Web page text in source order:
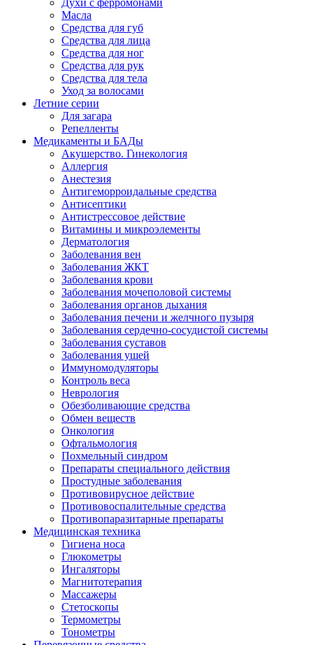
Духи с ферромонами
Масла
Средства для губ
Средства для лица
Средства для ног
Средства для рук
Средства для тела
Уход за волосами
Летние серии
Для загара
Репелленты
Медикаменты и БАДы
Акушерство. Гинекология
Аллергия
Анестезия
Антигеморроидальные средства
Антисептики
Антистрессовое действие
Витамины и микроэлементы
Дерматология
Заболевания вен
Заболевания ЖКТ
Заболевания крови
Заболевания мочеполовой системы
Заболевания органов дыхания
Заболевания печени и желчного пузыря
Заболевания сердечно-сосудистой системы
Заболевания суставов
Заболевания ушей
Иммуномодуляторы
Контроль веса
Неврология
Обезболивающие средства
Обмен веществ
Онкология
Офтальмология
Похмельный синдром
Препараты специального действия
Простудные заболевания
Противовирусное действие
Противовоспалительные средства
Противопаразитарные препараты
Медицинская техника
Гигиена носа
Глюкометры
Ингаляторы
Магнитотерапия
Массажеры
Стетоскопы
Термометры
Тонометры